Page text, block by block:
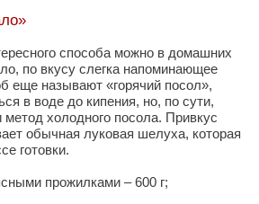
способа можно в домашних
по вкусу слегка напоминающее
еще называют «горячий посол»,
в воде до кипения, но, по сути,
холодного посола. Привкус
обычная луковая шелуха, которая
готовки.
прожилками – 600 г;